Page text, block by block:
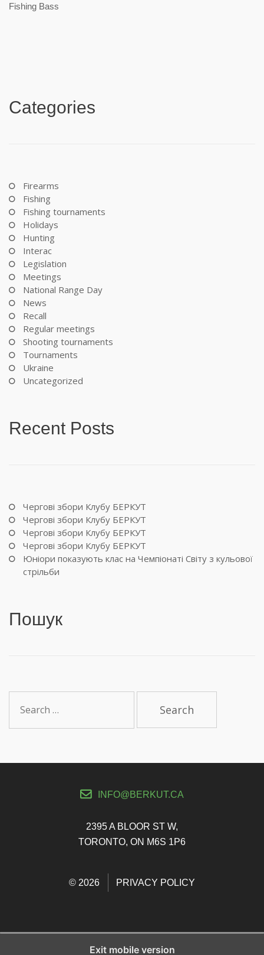
Fishing Bass
Categories
Firearms
Fishing
Fishing tournaments
Holidays
Hunting
Interac
Legislation
Meetings
National Range Day
News
Recall
Regular meetings
Shooting tournaments
Tournaments
Ukraine
Uncategorized
Recent Posts
Чергові збори Клубу БЕРКУТ
Чергові збори Клубу БЕРКУТ
Чергові збори Клубу БЕРКУТ
Чергові збори Клубу БЕРКУТ
Юніори показують клас на Чемпіонаті Світу з кульової
стрільби
Пошук
a
INFO@BERKUT.CA
2395 A BLOOR ST W,
TORONTO, ON M6S 1P6
© 2026 PRIVACY POLICY
Exit mobile version